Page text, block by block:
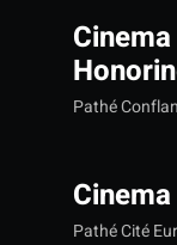
Pathé
Pathé Cité